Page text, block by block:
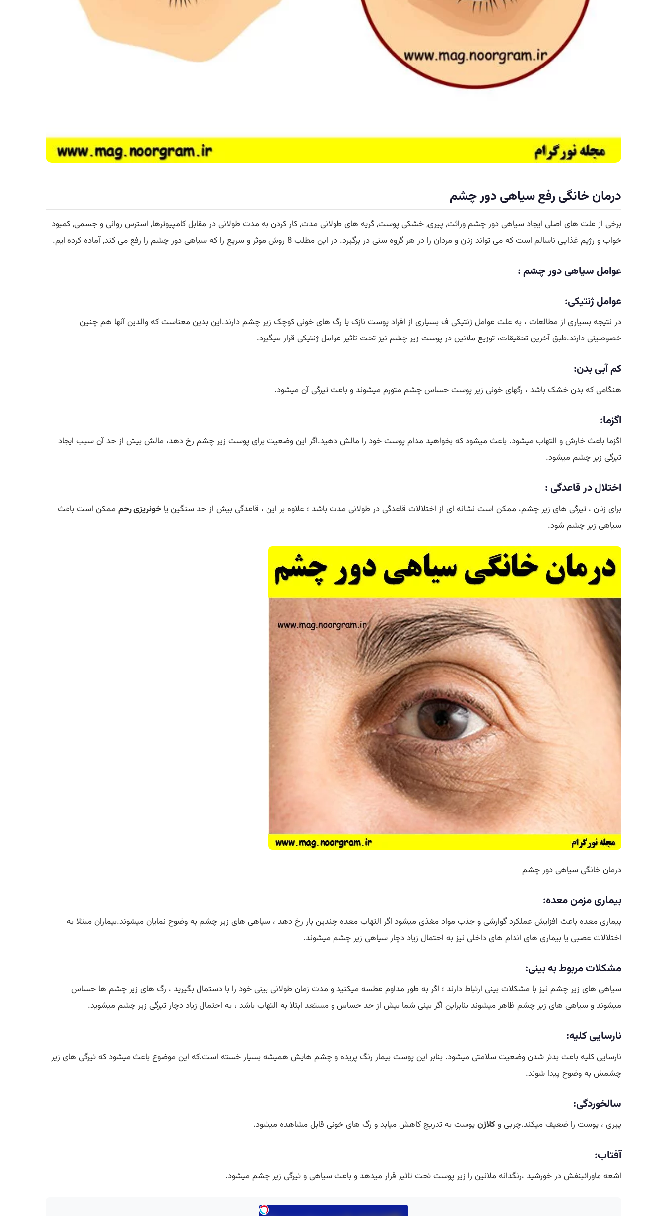
درمان خانگی رفع سیاهی دور چشم
برخی از علت های اصلی ایجاد سیاهی دور چشم وراثت, پیری, خشکی پوست, گریه های طولانی مدت, کار کردن به مدت طولانی در مقابل کامپیوترها, استرس روانی و جسمی, کمبود
خواب و رژیم غذایی ناسالم است که می تواند زنان و مردان را در هر گروه سنی در برگیرد. در این مطلب 8 روش موثر و سریع را که سیاهی دور چشم را رفع می کند, آماده کرده ایم.
عوامل سیاهی دور چشم :
عوامل ژنتیکی:
در نتیجه بسیاری از مطالعات ، به علت عوامل ژنتیکی ف بسیاری از افراد پوست نازک یا رگ های خونی کوچک زیر چشم دارند.این بدین معناست که والدین آنها هم چنین
خصوصیتی دارند.طبق آخرین تحقیقات، توزیع ملانین در پوست زیر چشم نیز تحت تاثیر عوامل ژنتیکی قرار میگیرد.
کم آبی بدن:
هنگامی که بدن خشک باشد ، رگهای خونی زیر پوست حساس چشم متورم میشوند و باعث تیرگی آن میشود.
اگزما:
اگزما باعث خارش و التهاب میشود. باعث میشود که بخواهید مدام پوست خود را مالش دهید.اگر این وضعیت برای پوست زیر چشم رخ دهد، مالش بیش از حد آن سبب ایجاد
تیرگی زیر چشم میشود.
اختلال در قاعدگی :
برای زنان ، تیرگی های زیر چشم، ممکن است نشانه ای از اختلالات قاعدگی در طولانی مدت باشد ؛ علاوه بر این ، قاعدگی بیش از حد سنگین یا خونریزی رحم ممکن است باعث
سیاهی زیر چشم شود.
درمان خانگی سیاهی دور چشم
بیماری مزمن معده:
بیماری معده باعث افزایش عملکرد گوارشی و جذب مواد مغذی میشود اگر التهاب معده چندین بار رخ دهد ، سیاهی های زیر چشم به وضوح نمایان میشوند.بیماران مبتلا به
اختلالات عصبی یا بیماری های اندام های داخلی نیز به احتمال زیاد دچار سیاهی زیر چشم میشوند.
مشکلات مربوط به بینی:
سیاهی های زیر چشم نیز با مشکلات بینی ارتباط دارند ؛ اگر به طور مداوم عطسه میکنید و مدت زمان طولانی بینی خود را با دستمال بگیرید ، رگ های زیر چشم ها حساس
میشوند و سیاهی های زیر چشم ظاهر میشوند بنابراین اگر بینی شما بیش از حد حساس و مستعد ابتلا به التهاب باشد ، به احتمال زیاد دچار تیرگی زیر چشم میشوید.
نارسایی کلیه:
نارسایی کلیه باعث بدتر شدن وضعیت سلامتی میشود. بنابر این پوست بیمار رنگ پریده و چشم هایش همیشه بسیار خسته است.که این موضوع باعث میشود که تیرگی های زیر
چشمش به وضوح پیدا شوند.
سالخوردگی:
پیری ، پوست را ضعیف میکند.چربی وکلاژنپوست به تدریج کاهش میابد و رگ های خونی قابل مشاهده میشود.
آفتاب:
اشعه ماورائبنفش در خورشید ،رنگدانه ملانین را زیر پوست تحت تاثیر قرار میدهد و باعث سیاهی و تیرگی زیر چشم میشود.